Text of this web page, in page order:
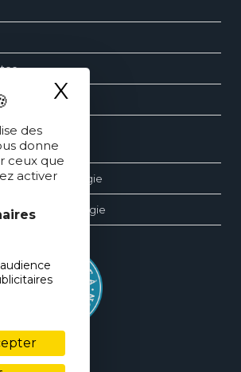
des
donne
ceux que
activer
X Masquer le
d’ophtalmologie
d’ophtalmologie